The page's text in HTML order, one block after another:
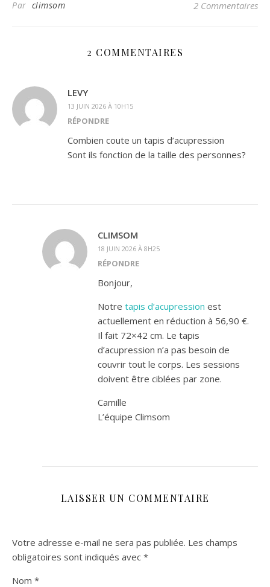
Par climsom 2 Commentaires
2 COMMENTAIRES
LEVY
13 JUIN 2026 À 10H15
RÉPONDRE
Combien coute un tapis d’acupression
Sont ils fonction de la taille des personnes?
CLIMSOM
18 JUIN 2026 À 8H25
RÉPONDRE
Bonjour,
Notre tapis d’acupression est
actuellement en réduction à 56,90 €.
Il fait 72×42 cm. Le tapis
d’acupression n’a pas besoin de
couvrir tout le corps. Les sessions
doivent être ciblées par zone.
Camille
L’équipe Climsom
LAISSER UN COMMENTAIRE
Votre adresse e-mail ne sera pas publiée. Les champs
obligatoires sont indiqués avec *
Nom *